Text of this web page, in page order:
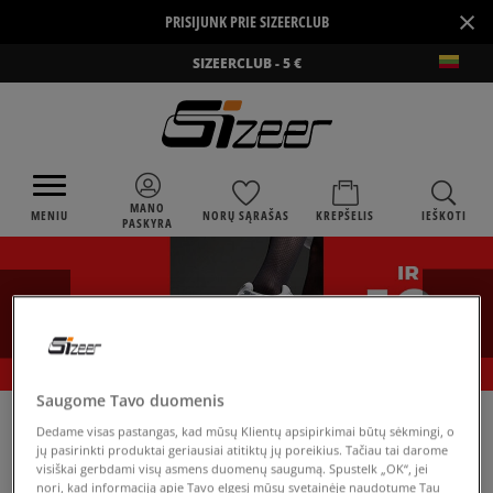
PRISIJUNK PRIE SIZEERCLUB ×
SIZEERCLUB - 5 €
MENIU
MANO
PASKYRA
NORŲ SĄRAŠAS KREPŠELIS IEŠKOTI
SIZEER ADIDAS NIZZA TREK
Saugome Tavo duomenis
Dedame visas pastangas, kad mūsų Klientų apsipirkimai būtų sėkmingi, o
jų pasirinkti produktai geriausiai atitiktų jų poreikius. Tačiau tai darome
visiškai gerbdami visų asmens duomenų saugumą. Spustelk „OK“, jei
nori, kad informaciją apie Tavo elgesį mūsų svetainėje naudotume Tau